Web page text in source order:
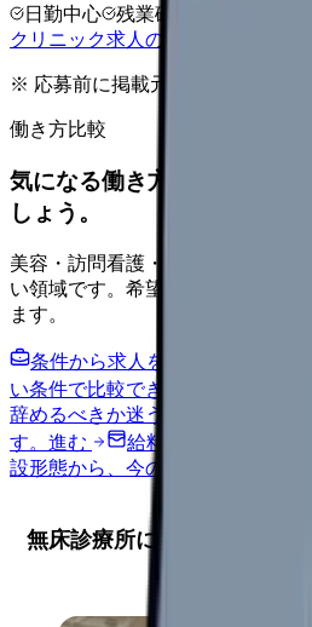
日勤中心 残業確認
クリニック求人の見方を確認する
※ 応募前に掲載元の最新情報を確
働き方比較
気になる働き方を、求人を
しょう。
美容・訪問看護・クリニック・夜
い領域です。希望条件を先に整理
ます。
条件から求人を見る
夜勤回数
い条件で比較できます。
辞めるべきか迷う前に、悩みの種
す。 進む 給料コンパスで比較
設形態から、今の給料の現在地を
無床診療所における医師採